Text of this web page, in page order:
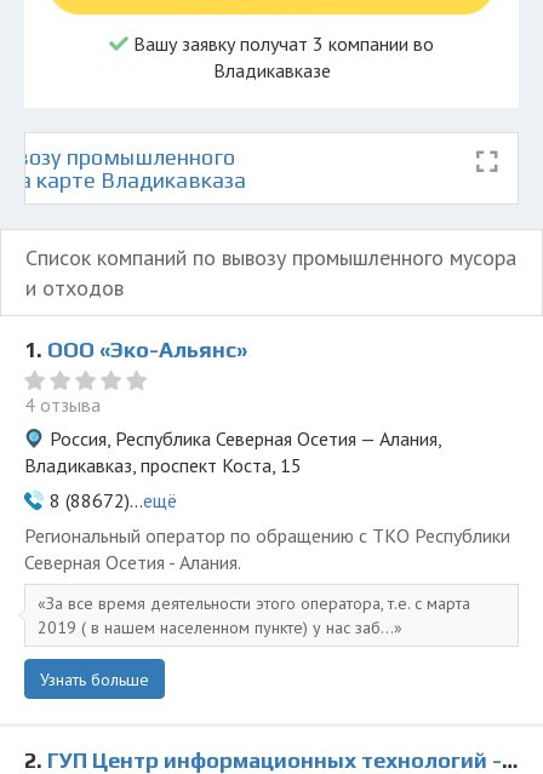
Вашу заявку получат 3 компании во
Владикавказе
промышленного
карте Владикавказа
Список компаний по вывозу промышленного мусора
и отходов
1. ООО «Эко-Альянс»
4 отзыва
Россия, Республика Северная Осетия — Алания,
Владикавказ, проспект Коста, 15
8 (88672)...ещё
Региональный оператор по обращению с ТКО Республики
Северная Осетия - Алания.
За все время деятельности этого оператора, т.е. с марта
2019 ( в нашем населенном пункте) у нас заб...
Узнать больше
2. ГУП Центр информационных технологий - представитель ООО Ведущая Утилизирующая Компания